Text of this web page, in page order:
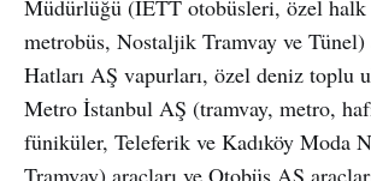
Müdürlüğü (İETT otobüsleri, özel halk
metrobüs, Nostaljik Tramvay ve Tünel)
Hatları AŞ vapurları, özel deniz toplu
Metro İstanbul AŞ (tramvay, metro,
füniküler, Teleferik ve Kadıköy Moda
Tramvay) araçları ve Otobüs AŞ